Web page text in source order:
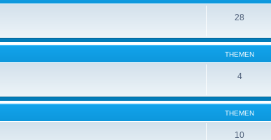
28
THEMEN
4
THEMEN
10